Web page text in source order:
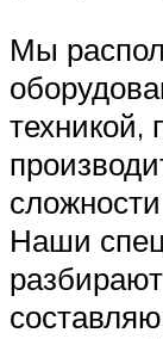
Мы
Наши